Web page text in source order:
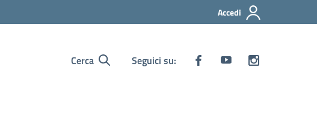
Accedi
Cerca Seguici su: